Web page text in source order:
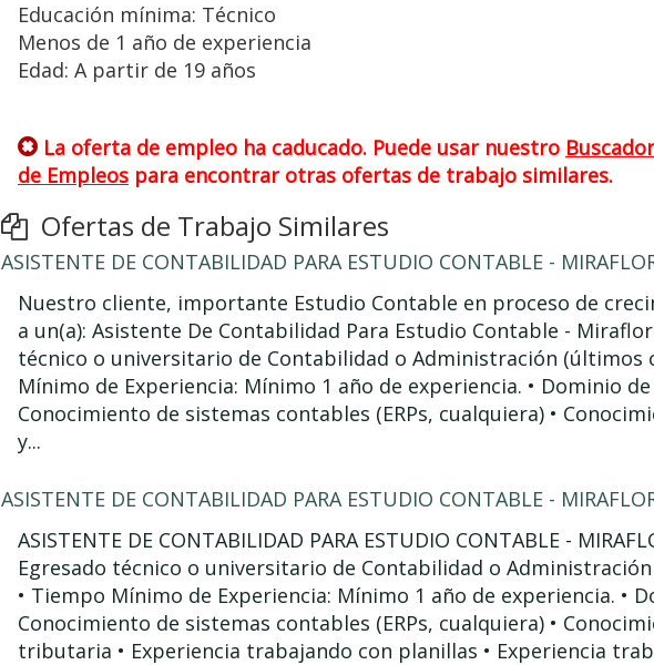
Educación mínima: Técnico
Menos de 1 año de experiencia
Edad: A partir de 19 años
La oferta de empleo ha caducado. Puede usar nuestro Buscador
de Empleos para encontrar otras ofertas de trabajo similares.
Ofertas de Trabajo Similares
ASISTENTE DE CONTABILIDAD PARA ESTUDIO CONTABLE -
Nuestro cliente, importante Estudio Contable en proceso de
a un(a): Asistente De Contabilidad Para Estudio Contable -
técnico o universitario de Contabilidad o Administración (últimos
Mínimo de Experiencia: Mínimo 1 año de experiencia. • Dominio
Conocimiento de sistemas contables (ERPs, cualquiera) •
y...
ASISTENTE DE CONTABILIDAD PARA ESTUDIO CONTABLE -
ASISTENTE DE CONTABILIDAD PARA ESTUDIO CONTABLE -
Egresado técnico o universitario de Contabilidad o
• Tiempo Mínimo de Experiencia: Mínimo 1 año de experiencia. •
Conocimiento de sistemas contables (ERPs, cualquiera) •
tributaria • Experiencia trabajando con planillas • Experiencia